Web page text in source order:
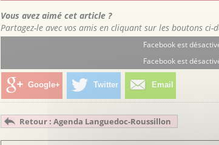
Vous avez aimé cet article ?
Partagez-le avec vos amis en cliquant sur les boutons ci-
Facebook est
Facebook est
Google+ Twitter Email
Retour : Agenda Languedoc-Roussillon